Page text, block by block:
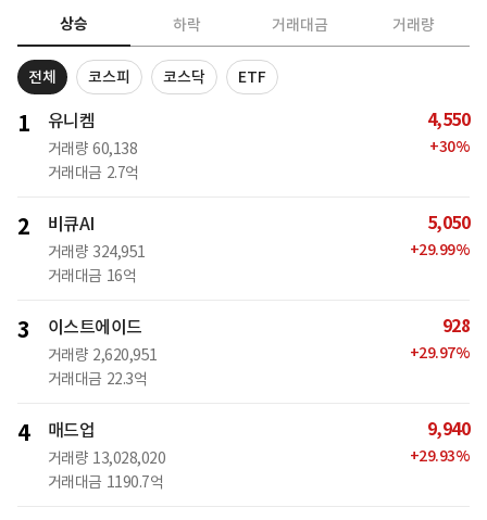
상승 하락 거래대금 거래량
전체 코스피 코스닥 ETF
1 유니켐
거래량 60,138
거래대금 2.7억
4,550
+30%
2 비큐AI
거래량 324,951
거래대금 16억
5,050
+29.99%
3 이스트에이드
거래량 2,620,951
거래대금 22.3억
928
+29.97%
4 매드업
거래량 13,028,020
거래대금 1190.7억
9,940
+29.93%